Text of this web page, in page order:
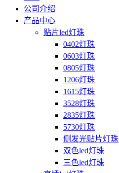
公司介绍
产品中心
贴片led灯珠
0402灯珠
0603灯珠
0805灯珠
1206灯珠
1615灯珠
3528灯珠
2835灯珠
5730灯珠
侧发光贴片灯珠
双色led灯珠
三色led灯珠